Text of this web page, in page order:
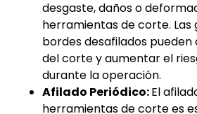
desgaste, daños o
herramientas de corte. Las
bordes desafilados
del corte y aumentar el
durante la operación.
Afilado Periódico:El
herramientas de corte es